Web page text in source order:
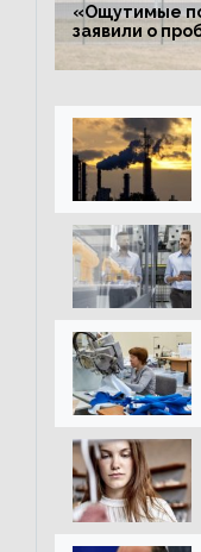
«Ощутимые
заявили о
российского